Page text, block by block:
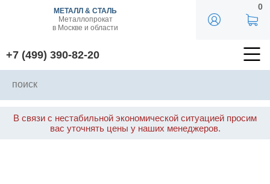
МЕТАЛЛ & СТАЛЬ
Металлопрокат
в Москве и области
+7 (499) 390-82-20
0
В связи с нестабильной экономической ситуацией просим
вас уточнять цены у наших менеджеров.